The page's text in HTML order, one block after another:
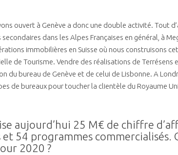
ouvert à Genève a donc une double activité. Tout
dans les Alpes Françaises en général, à
immobilières en Suisse où nous construisons
de Tourisme. Vendre des réalisations de
du bureau de Genève et de celui de Lisbonne. A
de bureaux pour toucher la clientèle du Royaume
aujourd’hui 25 M€ de chiffre
54 programmes commercialisés.
2020 ?